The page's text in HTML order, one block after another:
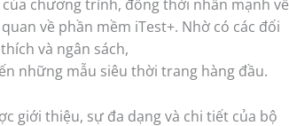
của chương trình, đồng thời nhấn mạnh về
về phần mềm iTest+. Nhờ có các đối
và ngân sách,
những mẫu siêu thời trang hàng đầu.
giới thiệu, sự đa dạng và chi tiết của bộ